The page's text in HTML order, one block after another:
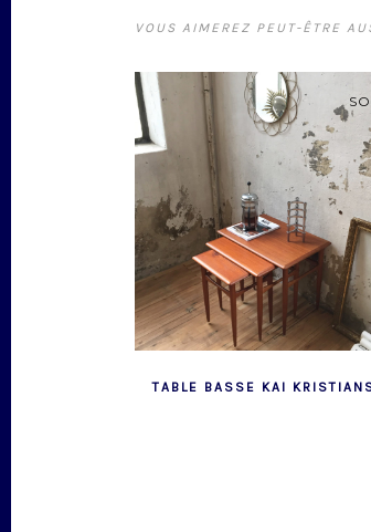
VOUS AIMEREZ PEUT-ÊTRE
TABLE BASSE KAI